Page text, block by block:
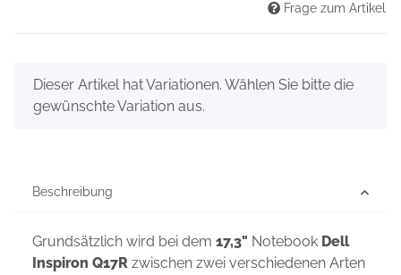
Frage zum Artikel
x
Dieser Artikel hat Variationen. Wählen Sie bitte die
gewünschte Variation aus.
Beschreibung
Grundsätzlich wird bei dem 17,3" Notebook Dell
Inspiron Q17R zwischen zwei verschiedenen Arten